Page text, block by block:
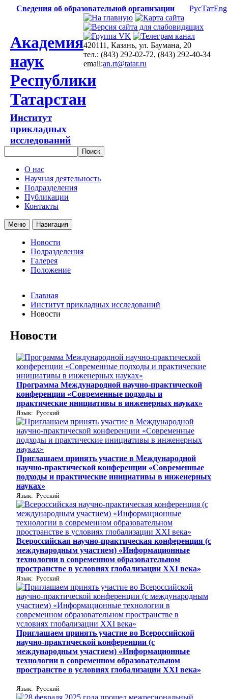
Сведения об образовательной организации РусТатEng
Академия
наук
Республики
Татарстан
Институт
прикладных
исследований
420111, Казань, ул. Баумана, 20
тел.: (843) 292-02-72, (843) 292-40-34
email:an.rt@tatar.ru
О нас
Научная деятельность
Подразделения
Публикации
Контакты
Меню Навигация
Новости
Подразделения
Галерея
Положение
Главная
Институт прикладных исследований
Новости
Новости
Программа Международной научно-практической
конференции «Современные подходы и
практические инициативы в инженерных науках»
Язык: Русский
Приглашаем принять участие в Международной
научно-практической конференции «Современные
подходы и практические инициативы в инженерных
науках»
Язык: Русский
Всероссийская научно-практическая конференция (с
международным участием) «Информационные
технологии в современном образовательном
пространстве в условиях глобализации XXI века»
Язык: Русский
Приглашаем принять участие во Всероссийской
научно-практической конференции (с
международным участием) «Информационные
технологии в современном образовательном
пространстве в условиях глобализации XXI века»
Язык: Русский